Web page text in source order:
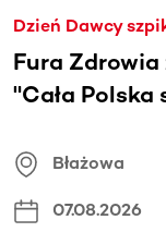
Dzień Dawcy
Fura
"Cała Polska
Błażowa
07.08.2026